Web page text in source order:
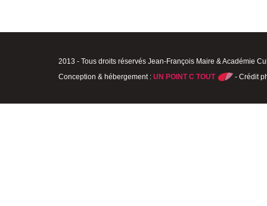
2013 - Tous droits réservés Jean-François Maire & Académie
Conception & hébergement : UN POINT C TOUT - Crédit